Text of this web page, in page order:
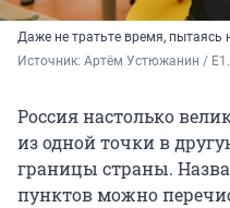
Даже не тратьте время, пытаясь
Источник: Артём Устюжанин /
Россия настолько
из одной точки в
границы страны.
пунктов можно